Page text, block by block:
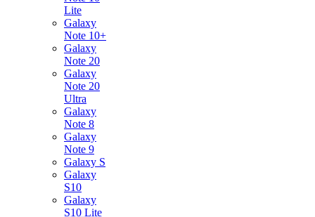
Lite
Galaxy
Note 10+
Galaxy
Note 20
Galaxy
Note 20
Ultra
Galaxy
Note 8
Galaxy
Note 9
Galaxy S
Galaxy
S10
Galaxy
S10 Lite